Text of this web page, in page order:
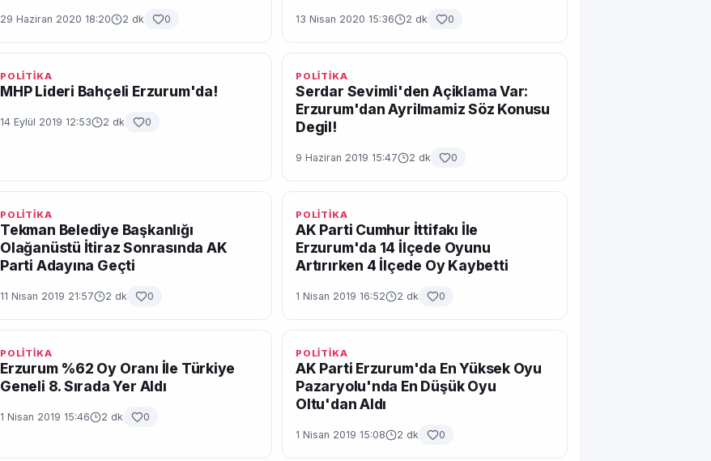
29 Haziran 2020 18:20 2 dk 0 13 Nisan 2020 15:36 2 dk 0
POLİTİKA
MHP Lideri Bahçeli Erzurum'da!
14 Eylül 2019 12:53 2 dk 0
POLİTİKA
Serdar Sevimli'den Açiklama Var:
Erzurum'dan Ayrilmamiz Söz Konusu
Degil!
9 Haziran 2019 15:47 2 dk 0
POLİTİKA
Tekman Belediye Başkanlığı
Olağanüstü İtiraz Sonrasında AK
Parti Adayına Geçti
11 Nisan 2019 21:57 2 dk 0
POLİTİKA
AK Parti Cumhur İttifakı İle
Erzurum'da 14 İlçede Oyunu
Artırırken 4 İlçede Oy Kaybetti
1 Nisan 2019 16:52 2 dk 0
POLİTİKA
Erzurum %62 Oy Oranı İle Türkiye
Geneli 8. Sırada Yer Aldı
1 Nisan 2019 15:46 2 dk 0
POLİTİKA
AK Parti Erzurum'da En Yüksek Oyu
Pazaryolu'nda En Düşük Oyu
Oltu'dan Aldı
1 Nisan 2019 15:08 2 dk 0